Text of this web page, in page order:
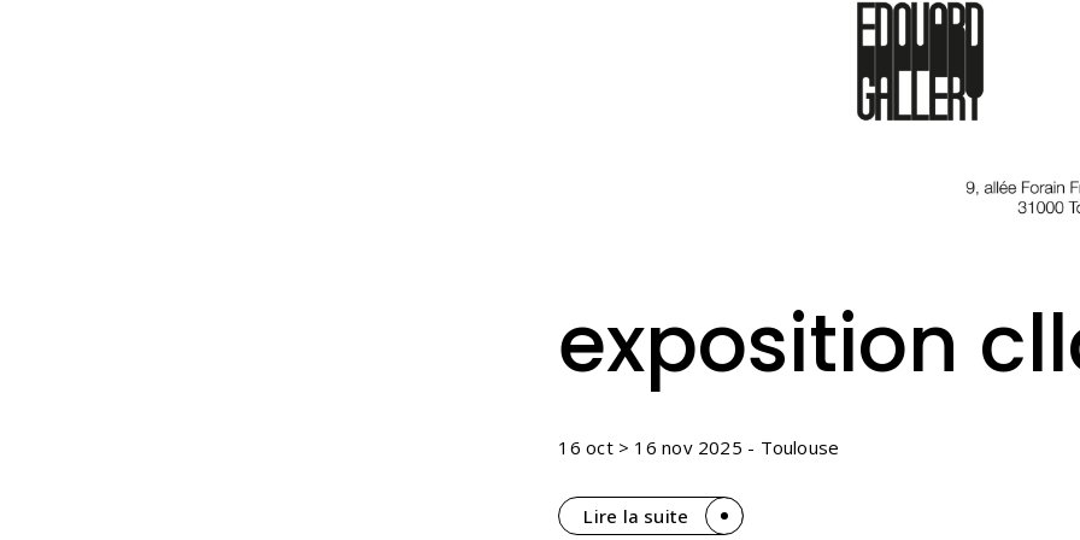
exposition
16 oct > 16 nov 2025 - Toulouse
Lire la suite